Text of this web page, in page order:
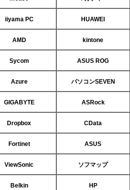
iiyama PC HUAWEI
AMD kintone
Sycom ASUS ROG
Azure パソコンSEVEN
GIGABYTE ASRock
Dropbox CData
Fortinet ASUS
ViewSonic ソフマップ
Belkin HP